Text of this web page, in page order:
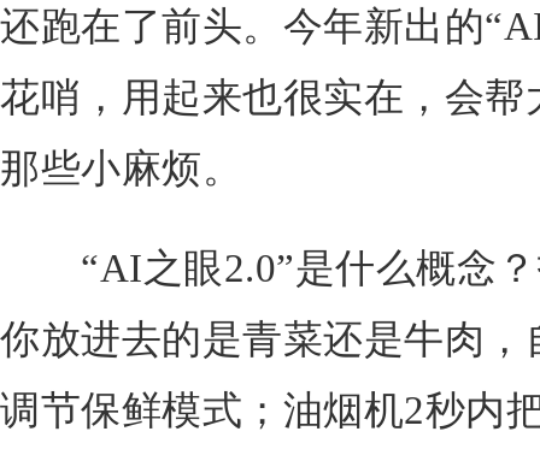
还跑在了前头。今年新出的
花哨，用起来也很实在，会
那些小麻烦。
“AI之眼2.0”是什么概念？
你放进去的是青菜还是牛肉
调节保鲜模式；油烟机2秒内